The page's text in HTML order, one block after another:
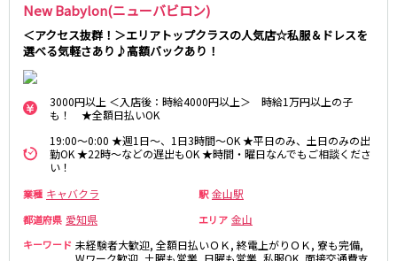
New Babylon(ニューバビロン)
＜アクセス抜群！＞エリアトップクラスの人気店☆私服＆ドレスを
選べる気軽さあり♪高額バックあり！
3000円以上 ＜入店後：時給4000円以上＞ 時給1万円以上の子
も！ ★全額日払いOK
19:00～0:00 ★週1日～、1日3時間～OK ★平日のみ、土日のみの出
勤OK ★22時～などの遅出もOK ★時間・曜日なんでもご相談くださ
い！
業種 キャバクラ 駅 金山駅
都道府県 愛知県 エリア 金山
キーワード 未経験者大歓迎, 全額日払いＯＫ, 終電上がりＯＫ, 寮も完備,
名古屋市営地下鉄名港線
金山駅
名鉄尾西線
観音寺駅
JR東海道本線(熱海～浜松)